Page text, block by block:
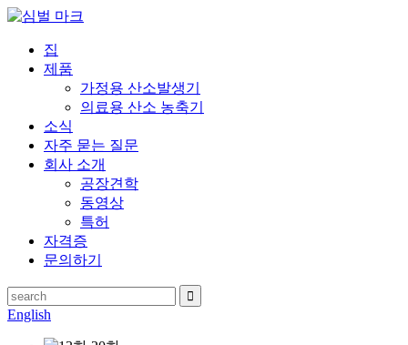
집
제품
가정용 산소발생기
의료용 산소 농축기
소식
자주 묻는 질문
회사 소개
공장견학
동영상
특허
자격증
문의하기
English